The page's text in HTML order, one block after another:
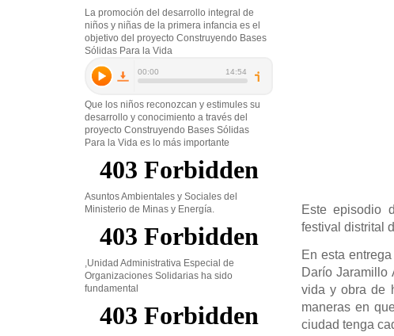
Este episodio
festival distrital
En esta
Darío Jaramillo
vida y obra de
maneras en
ciudad tenga
La promoción del desarrollo integral de
niños y niñas de la primera infancia es el
objetivo del proyecto Construyendo Bases
Sólidas Para la Vida
Que los niños reconozcan y estimules su
desarrollo y conocimiento a través del
proyecto Construyendo Bases Sólidas
Para la Vida es lo más importante
Asuntos Ambientales y Sociales del
Ministerio de Minas y Energía.
,Unidad Administrativa Especial de
Organizaciones Solidarias ha sido
fundamental